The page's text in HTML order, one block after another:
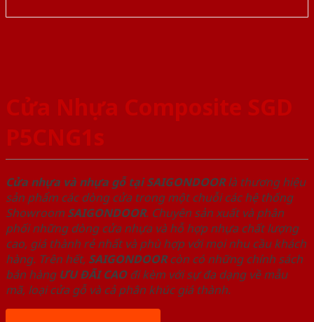
Cửa Nhựa Composite SGD
P5CNG1s
Cửa nhựa và nhựa gỗ tại SAIGONDOORlà thương hiệu
sản phẩm các dòng cửa trong một chuỗi các hệ thống
Showroom SAIGONDOOR. Chuyên sản xuất và phân
phối những dòng cửa nhựa và hỗ hợp nhựa chất lượng
cao, giá thành rẻ nhất và phù hợp với mọi nhu cầu khách
hàng. Trên hết, SAIGONDOORcòn có những chính sách
bán hàng ƯU ĐÃI CAOđi kèm với sự đa dạng về mẫu
mã, loại cửa gỗ và cả phân khúc giá thành.